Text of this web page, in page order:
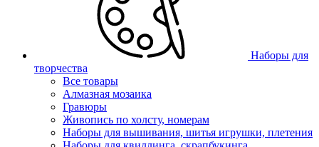
Наборы для
творчества
Все товары
Алмазная мозаика
Гравюры
Живопись по холсту, номерам
Наборы для вышивания, шитья игрушки, плетения